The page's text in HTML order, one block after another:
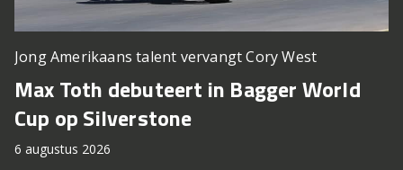
Jong Amerikaans talent vervangt Cory West
Max Toth debuteert in Bagger World
Cup op Silverstone
6 augustus 2026